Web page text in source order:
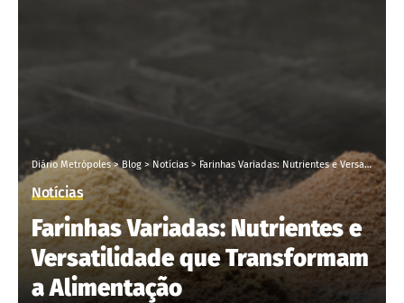
Diário Metrópoles>Blog > Notícias > Farinhas Variadas: Nutrientes e Versatilidade que Transformam a Alimentação
Notícias
Farinhas Variadas: Nutrientes e
Versatilidade que Transformam
a Alimentação